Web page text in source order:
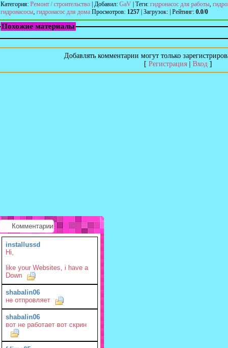
Категория: Ремонт / строительство Добавил: GaV Теги: гидронасос для работы,
гидронасосы, гидронасос для дома Просмотров: 1257 Загрузок: Рейтинг: 0.0/0
Похожие материалы
Добавлять комментарии могут только
[ Регистрация| Вход]
Комментарии
installussd
Hi,
like your Websites, i have a
Down
shabalin06
не отпровляет
shabalin06
вот не работает вот скрин